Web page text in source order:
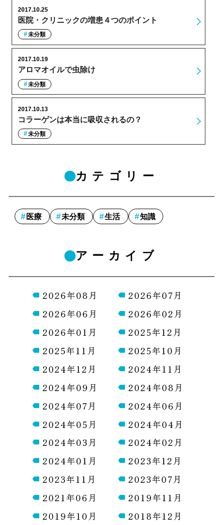
医院・クリニックの増患４つのポイント
2017.10.25
未分類
アロマオイルで虫除け
2017.10.19
未分類
コラーゲンは本当に吸収されるの？
2017.10.13
未分類
カテゴリー
医療 未分類 生活 知識
アーカイブ
2026年08月
2026年07月
2026年06月
2026年02月
2026年01月
2025年12月
2025年11月
2025年10月
2024年12月
2024年11月
2024年09月
2024年08月
2024年07月
2024年06月
2024年05月
2024年04月
2024年03月
2024年02月
2024年01月
2023年12月
2023年11月
2023年07月
2021年06月
2019年11月
2019年10月
2018年12月